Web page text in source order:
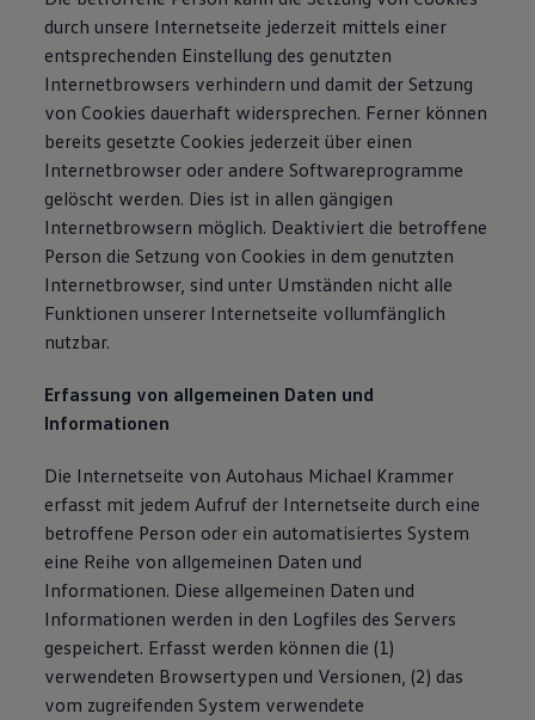
durch unsere Internetseite jederzeit mittels einer
entsprechenden Einstellung des genutzten
Internetbrowsers verhindern und damit der Setzung
von Cookies dauerhaft widersprechen. Ferner können
bereits gesetzte Cookies jederzeit über einen
Internetbrowser oder andere Softwareprogramme
gelöscht werden. Dies ist in allen gängigen
Internetbrowsern möglich. Deaktiviert die betroffene
Person die Setzung von Cookies in dem genutzten
Internetbrowser, sind unter Umständen nicht alle
Funktionen unserer Internetseite vollumfänglich
nutzbar.
Erfassung von allgemeinen Daten und
Informationen
Die Internetseite von Autohaus Michael Krammer
erfasst mit jedem Aufruf der Internetseite durch eine
betroffene Person oder ein automatisiertes System
eine Reihe von allgemeinen Daten und
Informationen. Diese allgemeinen Daten und
Informationen werden in den Logfiles des Servers
gespeichert. Erfasst werden können die (1)
verwendeten Browsertypen und Versionen, (2) das
vom zugreifenden System verwendete